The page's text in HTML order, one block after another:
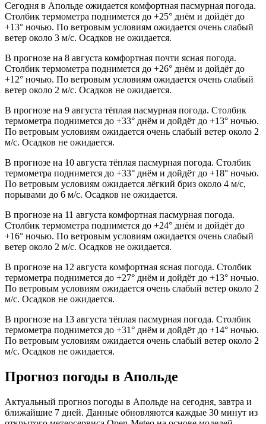
Сегодня в Апольде ожидается комфортная пасмурная погода.
Столбик термометра поднимется до +25° днём и дойдёт до
+13° ночью. По ветровым условиям ожидается очень слабый
ветер около 3 м/с. Осадков не ожидается.
В прогнозе на 8 августа комфортная почти ясная погода.
Столбик термометра поднимется до +26° днём и дойдёт до
+12° ночью. По ветровым условиям ожидается очень слабый
ветер около 2 м/с. Осадков не ожидается.
В прогнозе на 9 августа тёплая пасмурная погода. Столбик
термометра поднимется до +33° днём и дойдёт до +13° ночью.
По ветровым условиям ожидается очень слабый ветер около 2
м/с. Осадков не ожидается.
В прогнозе на 10 августа тёплая пасмурная погода. Столбик
термометра поднимется до +33° днём и дойдёт до +18° ночью.
По ветровым условиям ожидается лёгкий бриз около 4 м/с,
порывами до 6 м/с. Осадков не ожидается.
В прогнозе на 11 августа комфортная пасмурная погода.
Столбик термометра поднимется до +24° днём и дойдёт до
+16° ночью. По ветровым условиям ожидается очень слабый
ветер около 2 м/с. Осадков не ожидается.
В прогнозе на 12 августа комфортная ясная погода. Столбик
термометра поднимется до +27° днём и дойдёт до +13° ночью.
По ветровым условиям ожидается очень слабый ветер около 2
м/с. Осадков не ожидается.
В прогнозе на 13 августа тёплая пасмурная погода. Столбик
термометра поднимется до +31° днём и дойдёт до +14° ночью.
По ветровым условиям ожидается очень слабый ветер около 2
м/с. Осадков не ожидается.
Прогноз погоды в Апольде
Актуальный прогноз погоды в Апольде на сегодня, завтра и
ближайшие 7 дней. Данные обновляются каждые 30 минут из